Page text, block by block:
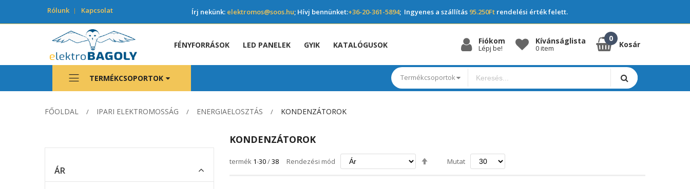
Rólunk Kapcsolat Írj nekünk: elektromos@soos.hu; Hívj bennünket:+36-20-361-5894; Ingyenes a szállítás 95.250Ft rendelési érték felett.
FÉNYFORRÁSOK LED PANELEK GYIK KATALÓGUSOK Fiókom
Lépj be!
Kívánságlista
0 item Kosár
TERMÉKCSOPORTOK Termékcsoportok
FŐOLDAL IPARI ELEKTROMOSSÁG ENERGIAELOSZTÁS KONDENZÁTOROK
KONDENZÁTOROK
termék 1-30/38 Rendezési mód
Csökkenő
Mutat
ÁR